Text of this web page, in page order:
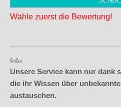
Wähle zuerst die Bewertung!
Info:
Unsere Service kann nur dank
die ihr Wissen über
austauschen.